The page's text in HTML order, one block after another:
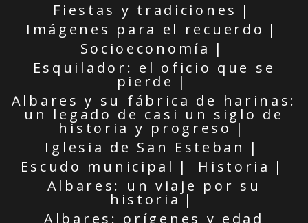
Fiestas y tradiciones
Imágenes para el recuerdo
Socioeconomía
Esquilador: el oficio que se
pierde
Albares y su fábrica de harinas:
un legado de casi un siglo de
historia y progreso
Iglesia de San Esteban
Escudo municipal
Historia
Albares: un viaje por su
historia
Albares: orígenes y edad